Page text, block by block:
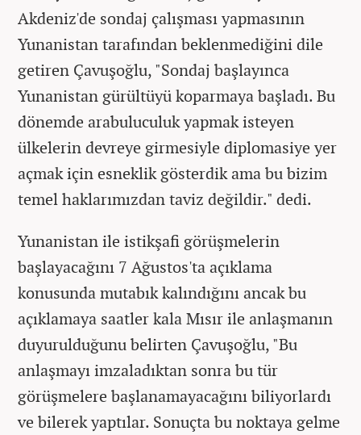
Akdeniz'de sondaj çalışması yapmasının
Yunanistan tarafından beklenmediğini dile
getiren Çavuşoğlu, "Sondaj başlayınca
Yunanistan gürültüyü koparmaya başladı. Bu
dönemde arabuluculuk yapmak isteyen
ülkelerin devreye girmesiyle diplomasiye yer
açmak için esneklik gösterdik ama bu bizim
temel haklarımızdan taviz değildir." dedi.
Yunanistan ile istikşafi görüşmelerin
başlayacağını 7 Ağustos'ta açıklama
konusunda mutabık kalındığını ancak bu
açıklamaya saatler kala Mısır ile anlaşmanın
duyurulduğunu belirten Çavuşoğlu, "Bu
anlaşmayı imzaladıktan sonra bu tür
görüşmelere başlanamayacağını biliyorlardı
ve bilerek yaptılar. Sonuçta bu noktaya gelme